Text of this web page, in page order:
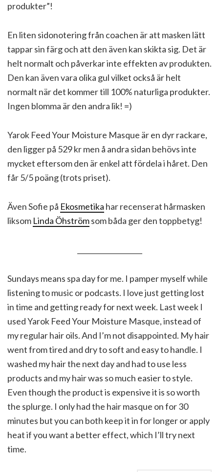
produkter”!
En liten sidonotering från coachen är att masken lätt
tappar sin färg och att den även kan skikta sig. Det är
helt normalt och påverkar inte effekten av produkten.
Den kan även vara olika gul vilket också är helt
normalt när det kommer till 100% naturliga produkter.
Ingen blomma är den andra lik! =)
Yarok Feed Your Moisture Masque är en dyr rackare,
den ligger på 529 kr men å andra sidan behövs inte
mycket eftersom den är enkel att fördela i håret. Den
får 5/5 poäng (trots priset).
Även Sofie på Ekosmetika har recenserat hårmasken
liksom Linda Öhströmsom båda ger den toppbetyg!
Sundays means spa day for me. I pamper myself while
listening to music or podcasts. I love just getting lost
in time and getting ready for next week. Last week I
used Yarok Feed Your Moisture Masque, instead of
my regular hair oils. And I’m not disappointed. My hair
went from tired and dry to soft and easy to handle. I
washed my hair the next day and had to use less
products and my hair was so much easier to style.
Even though the product is expensive it is so worth
the splurge. I only had the hair masque on for 30
minutes but you can both keep it in for longer or apply
heat if you want a better effect, which I’ll try next
time.